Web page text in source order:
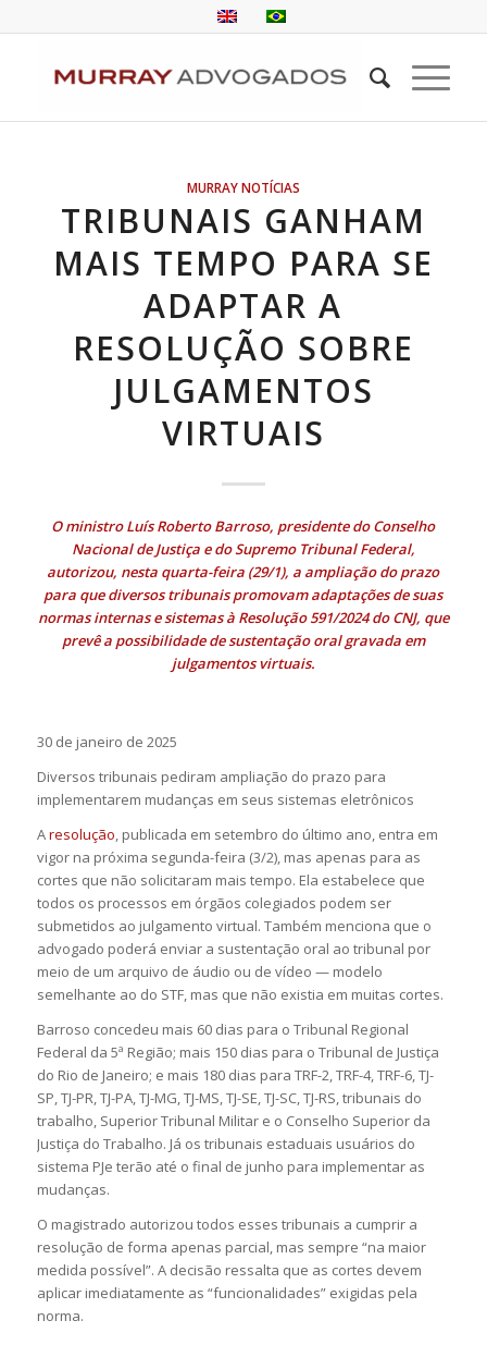
MURRAY NOTÍCIAS
TRIBUNAIS GANHAM
MAIS TEMPO PARA SE
ADAPTAR A
RESOLUÇÃO SOBRE
JULGAMENTOS
VIRTUAIS
O ministro Luís Roberto Barroso, presidente do Conselho
Nacional de Justiça e do Supremo Tribunal Federal,
autorizou, nesta quarta-feira (29/1), a ampliação do prazo
para que diversos tribunais promovam adaptações de suas
normas internas e sistemas à Resolução 591/2024 do CNJ, que
prevê a possibilidade de sustentação oral gravada em
julgamentos virtuais.
30 de janeiro de 2025
Diversos tribunais pediram ampliação do prazo para
implementarem mudanças em seus sistemas eletrônicos
Aresolução, publicada em setembro do último ano, entra em
vigor na próxima segunda-feira (3/2), mas apenas para as
cortes que não solicitaram mais tempo. Ela estabelece que
todos os processos em órgãos colegiados podem ser
submetidos ao julgamento virtual. Também menciona que o
advogado poderá enviar a sustentação oral ao tribunal por
meio de um arquivo de áudio ou de vídeo — modelo
semelhante ao do STF, mas que não existia em muitas cortes.
Barroso concedeu mais 60 dias para o Tribunal Regional
Federal da 5ª Região; mais 150 dias para o Tribunal de Justiça
do Rio de Janeiro; e mais 180 dias para TRF-2, TRF-4, TRF-6, TJ-
SP, TJ-PR, TJ-PA, TJ-MG, TJ-MS, TJ-SE, TJ-SC, TJ-RS, tribunais do
trabalho, Superior Tribunal Militar e o Conselho Superior da
Justiça do Trabalho. Já os tribunais estaduais usuários do
sistema PJe terão até o final de junho para implementar as
mudanças.
O magistrado autorizou todos esses tribunais a cumprir a
resolução de forma apenas parcial, mas sempre “na maior
medida possível”. A decisão ressalta que as cortes devem
aplicar imediatamente as “funcionalidades” exigidas pela
norma.